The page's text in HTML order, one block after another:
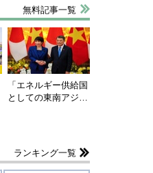
無料記事一覧
「エネルギー供給国
としての東南アジ…
ランキング一覧